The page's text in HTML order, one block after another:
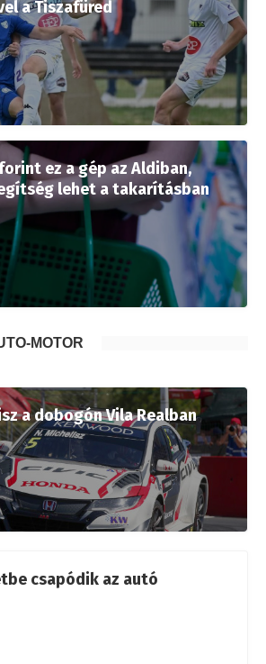
a Tiszafüred
ez a gép az Aldiban,
lehet a takarításban
MOTOR
a dobogón Vila Realban
csapódik az autó